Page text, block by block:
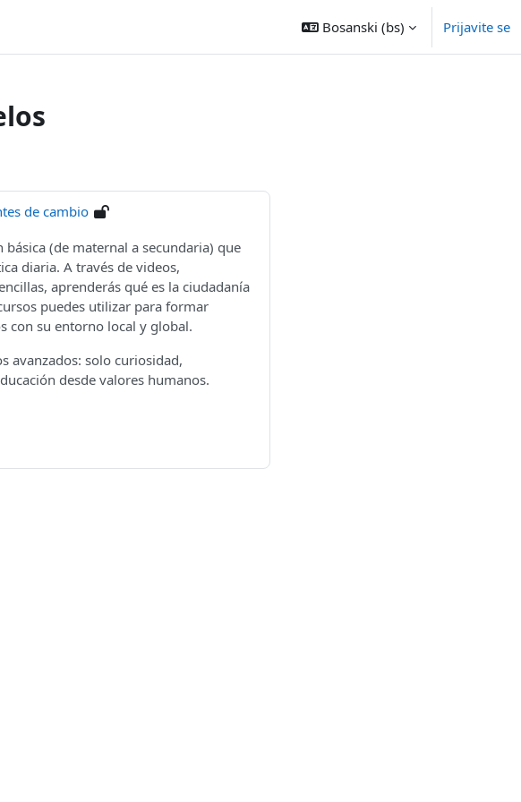
Bosanski ‎(bs)‎ Prijavite se
de cambio
(de maternal a secundaria) que
diaria. A través de videos,
aprenderás qué es la ciudadanía
puedes utilizar para formar
con su entorno local y global.
avanzados: solo curiosidad,
desde valores humanos.